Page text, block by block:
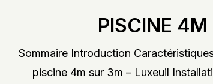
PISCINE
Sommaire Introduction
piscine 4m sur 3m – Luxeuil